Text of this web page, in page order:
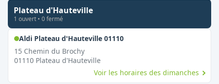
Plateau d'Hauteville
1 ouvert • 0fermé
Aldi Plateau d'Hauteville 01110,
15 Chemin du Brochy
01110 Plateau d'Hauteville
Voir les horaires des dimanches